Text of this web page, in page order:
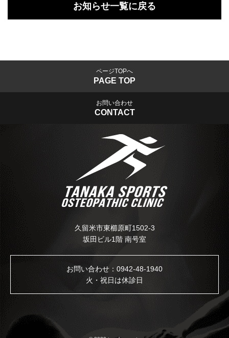
お知らせ一覧に戻る
ページTOPへ
PAGE TOP
お問い合わせ
CONTACT
久留米市東櫛原町1502-3
坂田ビル1階 南号室
お問い合わせ： 0942-48-1940
火・祝日は休診日